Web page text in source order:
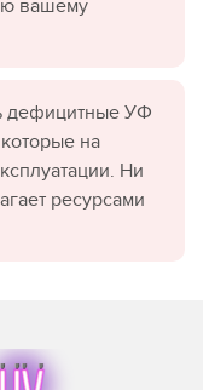
вашему
дефицитные УФ
на
Ни
ресурсами